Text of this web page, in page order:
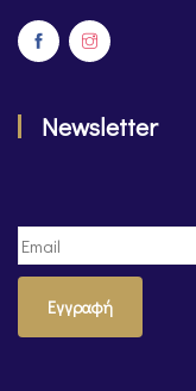
Newsletter
Εγγραφή